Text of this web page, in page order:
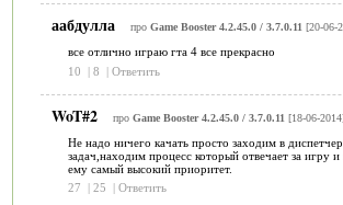
аабдулла про Game Booster 4.2.45.0 / 3.7.0.11 [20-06-
все отлично играю гта 4 все прекрасно
10
| 8 | Ответить
WoT#2 про Game Booster 4.2.45.0 / 3.7.0.11 [18-06-
Не надо ничего качать просто заходим в диспетчер
задач,находим процесс который отвечает за игру и
ему самый высокий приоритет.
27
| 25 | Ответить